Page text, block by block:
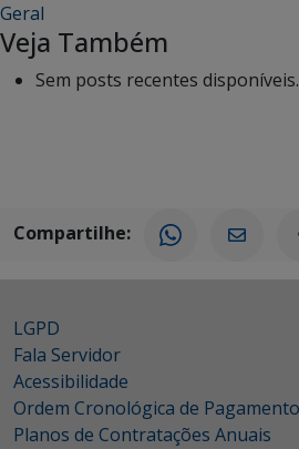
Geral
Veja Também
Sem posts recentes disponíveis.
Compartilhe:
LGPD
Fala Servidor
Acessibilidade
Ordem Cronológica de
Planos de Contratações Anuais